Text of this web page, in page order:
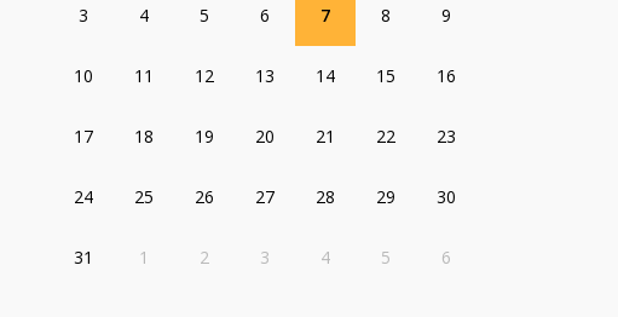
3 4 5 6 7 8 9
10 11 12 13 14 15 16
17 18 19 20 21 22 23
24 25 26 27 28 29 30
31 1 2 3 4 5 6